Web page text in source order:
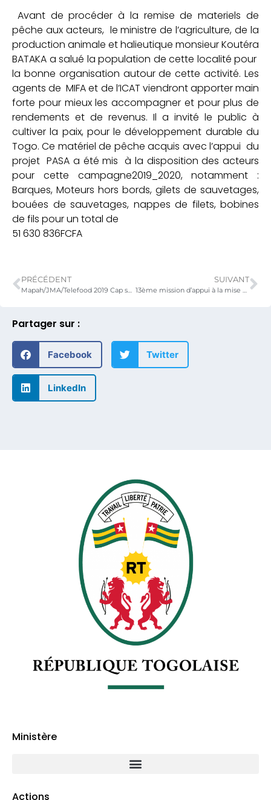
Partager sur :
Facebook Twitter
LinkedIn
Avant de procéder à la remise de materiels de
pêche aux acteurs, le ministre de l’agriculture, de la
production animale et halieutique monsieur Koutéra
BATAKA a salué la population de cette localité pour
la bonne organisation autour de cette activité. Les
agents de MIFA et de l’ICAT viendront apporter main
forte pour mieux les accompagner et pour plus de
rendements et de revenus. Il a invité le public à
cultiver la paix, pour le développement durable du
Togo. Ce matériel de pêche acquis avec l’appui du
projet PASA a été mis à la disposition des acteurs
pour cette campagne2019_2020, notamment :
Barques, Moteurs hors bords, gilets de sauvetages,
bouées de sauvetages, nappes de filets, bobines
de fils pour un total de
51 630 836FCFA
PRÉCÉDENT
Mapah/JMA/Telefood 2019 Cap sur Kpélé
SUIVANT
13ème mission d’appui à la mise en œuvre du PPAAO-TOGO
Ministère
Actions